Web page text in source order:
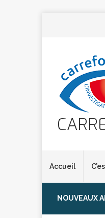
Accueil
NOUVEAUX